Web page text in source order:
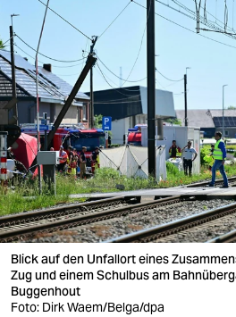
nord
wahrheit
verlag
verlag
veranstaltungen
shop
fragen & hilfe
unterstützen
abo
Blick auf den Unfallort eines
Zug und einem Schulbus am
Buggenhout
Foto: Dirk Waem/Belga/dpa